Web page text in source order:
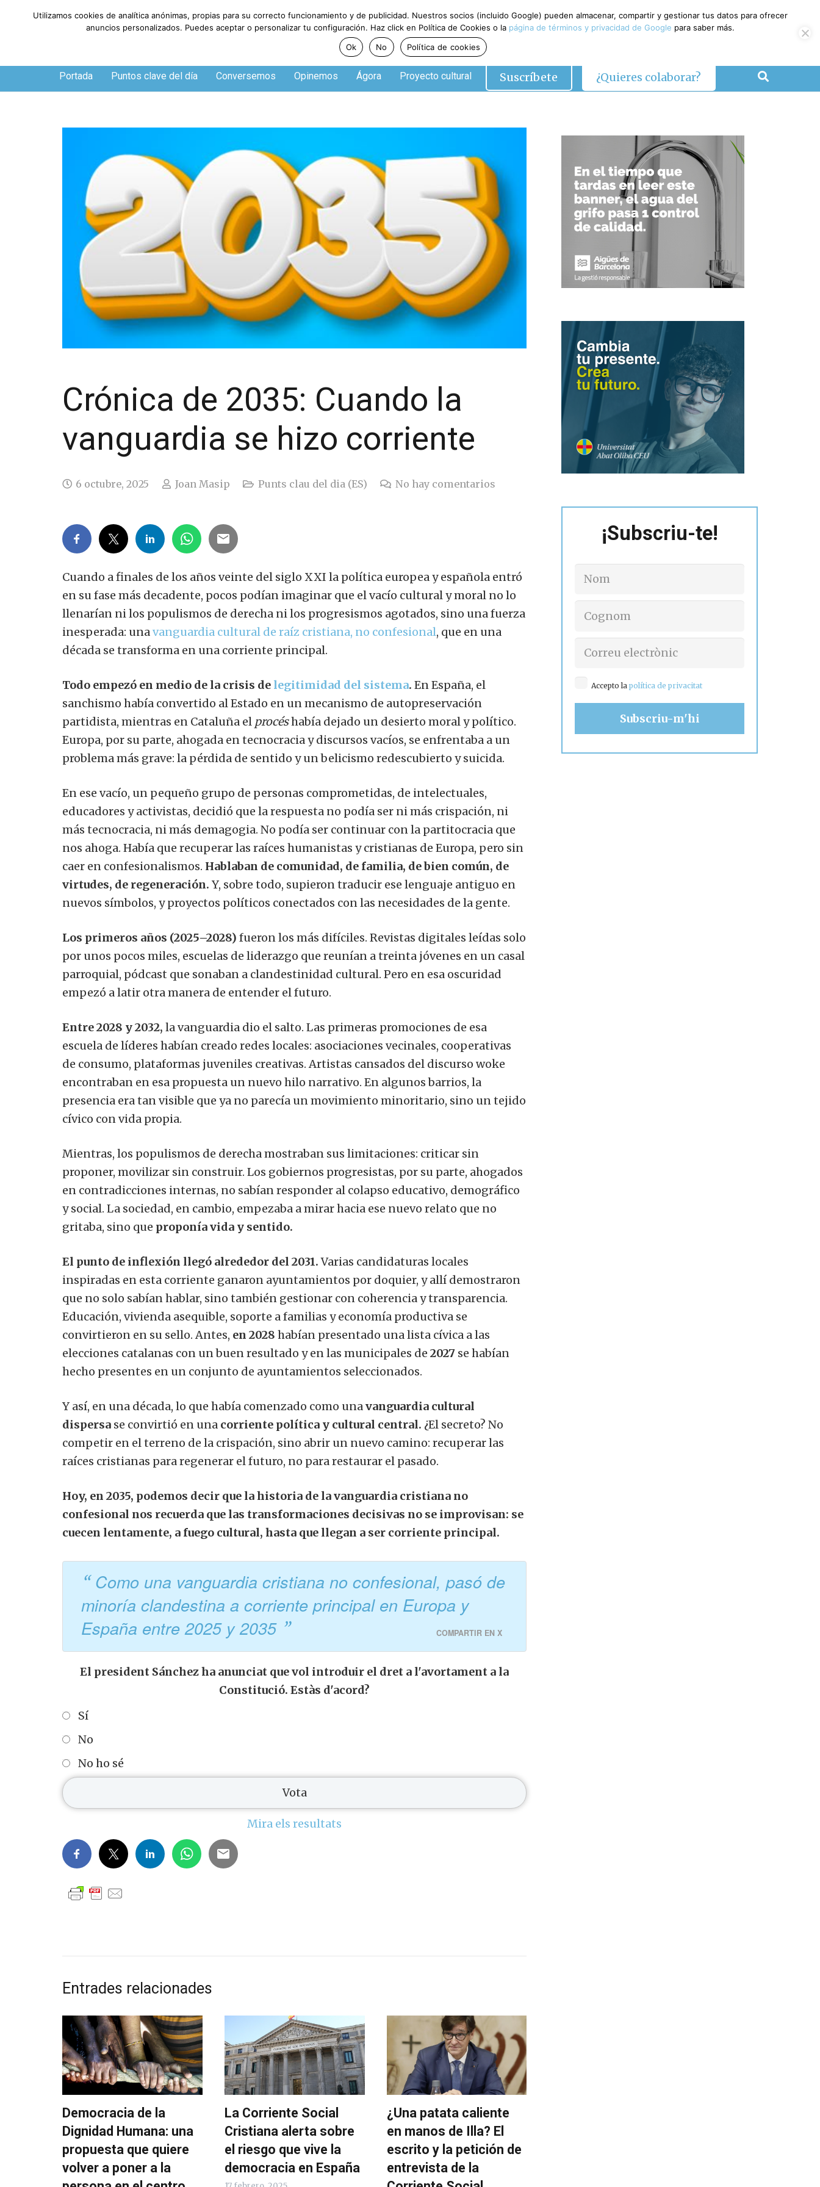
Sábado, 8 de agosto de 2026
Portada Puntos clave del día Conversemos Opinemos Ágora Proyecto cultural Suscríbete ¿Quieres colaborar?
Crónica de 2035: Cuando la
vanguardia se hizo corriente
6 octubre, 2025 Joan Masip Punts clau del dia (ES) No hay comentarios
Cuando a finales de los años veinte del siglo XXI la política europea y española entró
en su fase más decadente, pocos podían imaginar que el vacío cultural y moral no lo
llenarían ni los populismos de derecha ni los progresismos agotados, sino una fuerza
inesperada: unavanguardia cultural de raíz cristiana, no confesional, que en una
década se transforma en una corriente principal.
Todo empezó en medio de la crisis de legitimidad del sistema. En España, el
sanchismo había convertido al Estado en un mecanismo de autopreservación
partidista, mientras en Cataluña el procéshabía dejado un desierto moral y político.
Europa, por su parte, ahogada en tecnocracia y discursos vacíos, se enfrentaba a un
problema más grave: la pérdida de sentido y un belicismo redescubierto y suicida.
En ese vacío, un pequeño grupo de personas comprometidas, de intelectuales,
educadores y activistas, decidió que la respuesta no podía ser ni más crispación, ni
más tecnocracia, ni más demagogia. No podía ser continuar con la partitocracia que
nos ahoga. Había que recuperar las raíces humanistas y cristianas de Europa, pero sin
caer en confesionalismos. Hablaban de comunidad, de familia, de bien común, de
virtudes, de regeneración. Y, sobre todo, supieron traducir ese lenguaje antiguo en
nuevos símbolos, y proyectos políticos conectados con las necesidades de la gente.
Los primeros años (2025–2028) fueron los más difíciles. Revistas digitales leídas solo
por unos pocos miles, escuelas de liderazgo que reunían a treinta jóvenes en un casal
parroquial, pódcast que sonaban a clandestinidad cultural. Pero en esa oscuridad
empezó a latir otra manera de entender el futuro.
Entre 2028 y 2032, la vanguardia dio el salto. Las primeras promociones de esa
escuela de líderes habían creado redes locales: asociaciones vecinales, cooperativas
de consumo, plataformas juveniles creativas. Artistas cansados ​​del discurso woke
encontraban en esa propuesta un nuevo hilo narrativo. En algunos barrios, la
presencia era tan visible que ya no parecía un movimiento minoritario, sino un tejido
cívico con vida propia.
Mientras, los populismos de derecha mostraban sus limitaciones: criticar sin
proponer, movilizar sin construir. Los gobiernos progresistas, por su parte, ahogados
en contradicciones internas, no sabían responder al colapso educativo, demográfico
y social. La sociedad, en cambio, empezaba a mirar hacia ese nuevo relato que no
gritaba, sino que proponía vida y sentido.
El punto de inflexión llegó alrededor del 2031.Varias candidaturas locales
inspiradas en esta corriente ganaron ayuntamientos por doquier, y allí demostraron
que no solo sabían hablar, sino también gestionar con coherencia y transparencia.
Educación, vivienda asequible, soporte a familias y economía productiva se
convirtieron en su sello. Antes, en 2028 habían presentado una lista cívica a las
elecciones catalanas con un buen resultado y en las municipales de 2027 se habían
hecho presentes en un conjunto de ayuntamientos seleccionados.
Y así, en una década, lo que había comenzado como unavanguardia cultural
dispersa se convirtió en una corriente política y cultural central. ¿El secreto? No
competir en el terreno de la crispación, sino abrir un nuevo camino: recuperar las
raíces cristianas para regenerar el futuro, no para restaurar el pasado.
Hoy, en 2035, podemos decir que la historia de la vanguardia cristiana no
confesional nos recuerda que las transformaciones decisivas no se improvisan: se
cuecen lentamente, a fuego cultural, hasta que llegan a ser corriente principal.
Como una vanguardia cristiana no confesional, pasó de
minoría clandestina a corriente principal en Europa y
España entre 2025 y 2035
COMPARTIR EN X
El president Sánchez ha anunciat que vol introduir el dret a l'avortament a la
Constitució. Estàs d'acord?
Sí
No
No ho sé
Mira els resultats
Entrades relacionades
Democracia de la
Dignidad Humana: una
propuesta que quiere
volver a poner a la
La Corriente Social
Cristiana alerta sobre
el riesgo que vive la
democracia en España
¿Una patata caliente
en manos de Illa? El
escrito y la petición de
entrevista de la
¡Subscriu-te!
Accepto lapolítica de privacitat
Utilizamos cookies de analítica anónimas, propias para su correcto funcionamiento y de publicidad. Nuestros socios (incluido Google) pueden almacenar, compartir y gestionar tus datos para ofrecer
anuncios personalizados. Puedes aceptar o personalizar tu configuración. Haz click en Política de Cookies o la página de términos y privacidad de Google para saber más.
Ok
No Política de cookies